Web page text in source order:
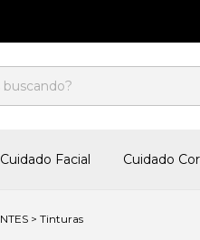
Cuidado Facial Cuidado
> Tinturas